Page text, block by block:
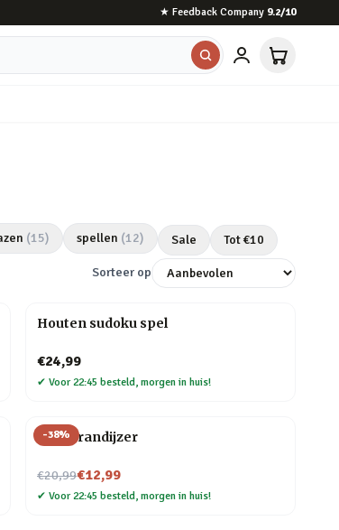
★ Feedback Company 9.2/10
(15) spellen (12) Sale Tot €10
Sorteer op
Houten sudoku spel
€24,99
✔ Voor 22:45 besteld, morgen in huis!
-38%
BBQ brandijzer
€20,99
Nu voor€12,99
✔ Voor 22:45 besteld, morgen in huis!